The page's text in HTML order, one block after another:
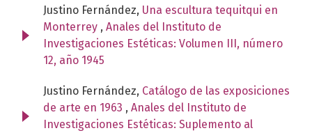
Justino Fernández, Una escultura tequitqui en
Monterrey , Anales del Instituto de
Investigaciones Estéticas: Volumen III, número
12, año 1945
Justino Fernández, Catálogo de las exposiciones
de arte en 1963 , Anales del Instituto de
Investigaciones Estéticas: Suplemento al